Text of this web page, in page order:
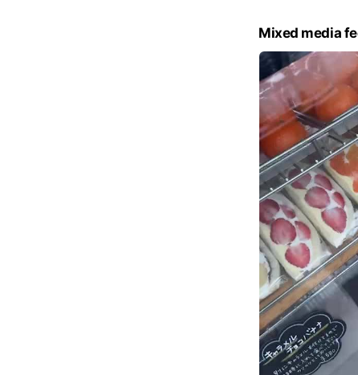
Mixed media